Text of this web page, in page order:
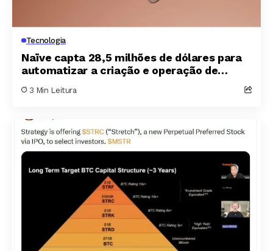
Tecnologia
Naïve capta 28,5 milhões de dólares para
automatizar a criação e operação de
artificial
3 Min Leitura